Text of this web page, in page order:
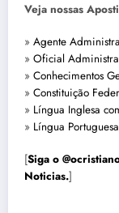
Veja nossas
» Agente
» Oficial
» Conhecimentos
» Constituição
» Língua Inglesa
» Língua
[Siga o
Noticias.]